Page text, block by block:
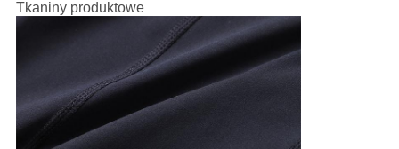
Tkaniny produktowe